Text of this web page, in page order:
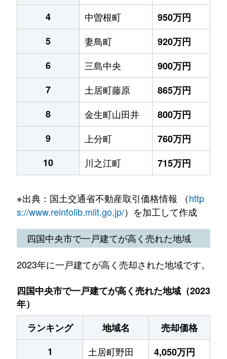
4
中曽根町
950万円
5
妻鳥町
920万円
6
三島中央
900万円
7
土居町藤原
865万円
8
金生町山田井
800万円
9
上分町
760万円
10
川之江町 715万円
※出典：国土交通省不動産取引価格情報 （http
s://www.reinfolib.mlit.go.jp/）を加工して作成
四国中央市で一戸建てが高く売れた地域
2023年に一戸建てが高く売却された地域です。
四国中央市で一戸建てが高く売れた地域（2023
年）
ランキング
地域名
売却価格
1
土居町野田
4,050万円